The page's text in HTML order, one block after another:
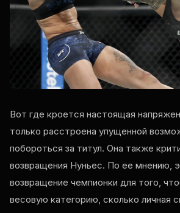
Вот где кроется настоящая
только расстроена упущенной
побороться за титул. Она также
возвращения Нуньес. По ее мнению,
возвращение чемпионки для того,
весовую категорию, сколько личная